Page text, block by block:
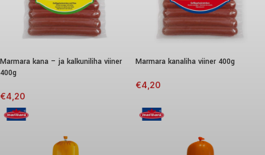
Marmara kana – ja kalkuniliha viiner
400g
€4,20
Marmara kanaliha viiner 400g
€4,20